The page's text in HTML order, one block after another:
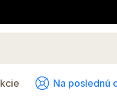
Na poslednú